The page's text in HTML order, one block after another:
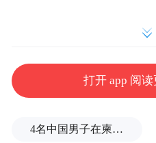
打开 app 阅
4名中国男子在柬埔寨杀人抛尸，被判无期